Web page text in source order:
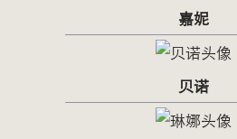
嘉妮
贝诺